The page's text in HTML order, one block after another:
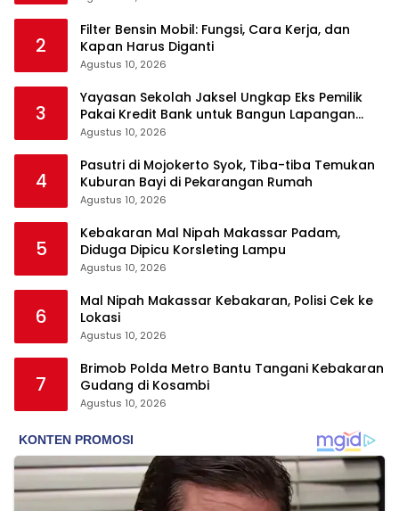
2
Filter Bensin Mobil: Fungsi, Cara Kerja, dan
Kapan Harus Diganti
Agustus 10, 2026
3
Yayasan Sekolah Jaksel Ungkap Eks Pemilik
Pakai Kredit Bank untuk Bangun Lapangan
Padel
Agustus 10, 2026
4
Pasutri di Mojokerto Syok, Tiba-tiba Temukan
Kuburan Bayi di Pekarangan Rumah
Agustus 10, 2026
5
Kebakaran Mal Nipah Makassar Padam,
Diduga Dipicu Korsleting Lampu
Agustus 10, 2026
6
Mal Nipah Makassar Kebakaran, Polisi Cek ke
Lokasi
Agustus 10, 2026
7
Brimob Polda Metro Bantu Tangani Kebakaran
Gudang di Kosambi
Agustus 10, 2026